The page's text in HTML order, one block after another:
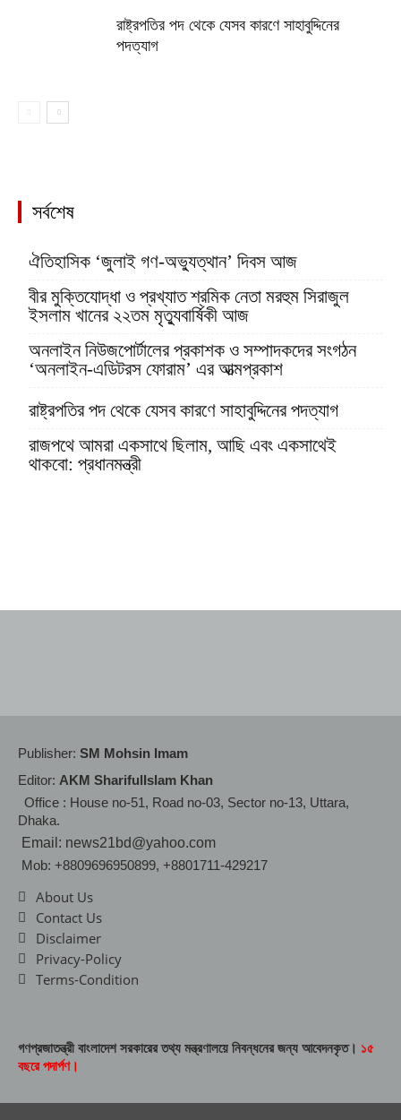
রাষ্ট্রপতির পদ থেকে যেসব কারণে সাহাবুদ্দিনের
পদত্যাগ
সর্বশেষ
ঐতিহাসিক ‘জুলাই গণ-অভ্যুত্থান’ দিবস আজ
বীর মুক্তিযোদ্ধা ও প্রখ্যাত শ্রমিক নেতা মরহুম সিরাজুল
ইসলাম খানের ২২তম মৃত্যুবার্ষিকী আজ
অনলাইন নিউজপোর্টালের প্রকাশক ও সম্পাদকদের সংগঠন
‘অনলাইন-এডিটরস ফোরাম’ এর আত্মপ্রকাশ
রাষ্ট্রপতির পদ থেকে যেসব কারণে সাহাবুদ্দিনের পদত্যাগ
রাজপথে আমরা একসাথে ছিলাম, আছি এবং একসাথেই
থাকবো: প্রধানমন্ত্রী
Publisher: SM Mohsin Imam
Editor: AKM SharifulIslam Khan
Office : House no-51, Road no-03, Sector no-13, Uttara,
Dhaka.
Email: news21bd@yahoo.com
Mob: +8809696950899, +8801711-429217
About Us
Contact Us
Disclaimer
Privacy-Policy
Terms-Condition
গণপ্রজাতন্ত্রী বাংলাদেশ সরকারের তথ্য মন্ত্রণালয়ে নিবন্ধনের জন্য আবেদনকৃত। ১৫
বছরে পদার্পণ।